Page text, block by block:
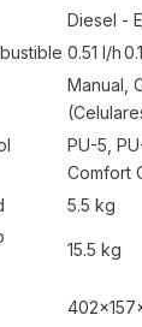
Diesel -
0.51 l/h
Manual,
PU-5,
Comfort
5.5 kg
15.5 kg